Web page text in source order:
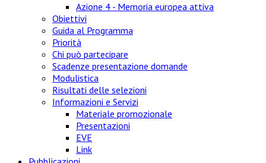
Azione 4 - Memoria europea attiva
Obiettivi
Guida al Programma
Priorità
Chi può partecipare
Scadenze presentazione domande
Modulistica
Risultati delle selezioni
Informazioni e Servizi
Materiale promozionale
Presentazioni
EVE
Link